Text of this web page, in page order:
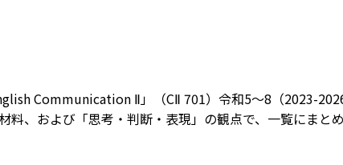
Communication Ⅱ」（CⅡ 701）令和5～8（2023-
料、および「思考・判断・表現」の観点で、一覧にまとめ